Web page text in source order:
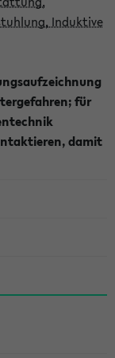
Induktive
für
damit